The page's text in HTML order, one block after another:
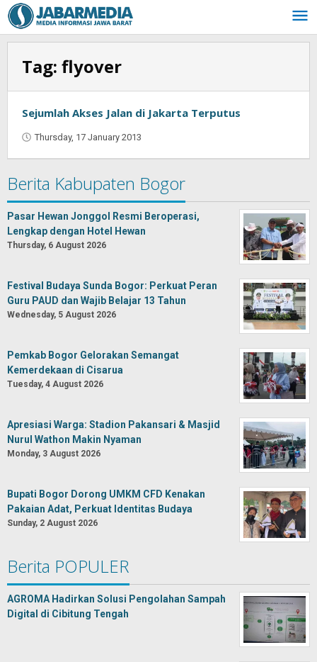
Skip
to
content
Tag: flyover
Sejumlah Akses Jalan di Jakarta Terputus
Thursday, 17 January 2013
Berita Kabupaten Bogor
Pasar Hewan Jonggol Resmi Beroperasi,
Lengkap dengan Hotel Hewan
Thursday, 6 August 2026
Festival Budaya Sunda Bogor: Perkuat Peran
Guru PAUD dan Wajib Belajar 13 Tahun
Wednesday, 5 August 2026
Pemkab Bogor Gelorakan Semangat
Kemerdekaan di Cisarua
Tuesday, 4 August 2026
Apresiasi Warga: Stadion Pakansari & Masjid
Nurul Wathon Makin Nyaman
Monday, 3 August 2026
Bupati Bogor Dorong UMKM CFD Kenakan
Pakaian Adat, Perkuat Identitas Budaya
Sunday, 2 August 2026
Berita POPULER
AGROMA Hadirkan Solusi Pengolahan Sampah
Digital di Cibitung Tengah